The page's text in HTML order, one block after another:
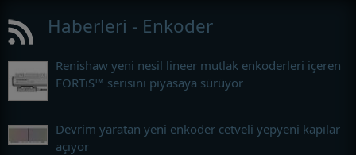
Haberleri - Enkoder
Renishaw yeni nesil lineer mutlak enkoderleri içeren
FORTiS™ serisini piyasaya sürüyor
Devrim yaratan yeni enkoder cetveli yepyeni kapılar
açıyor